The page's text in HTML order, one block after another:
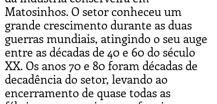
Matosinhos. O setor conheceu um
grande crescimento durante as duas
guerras mundiais, atingindo o seu auge
entre as décadas de 40 e 60 do século
XX. Os anos 70 e 80 foram décadas de
decadência do setor, levando ao
encerramento de quase todas as